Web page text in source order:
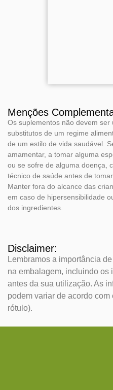
Menções
Os suplementos não devem ser
substitutos de um regime
de um estilo de vida saudável.
amamentar, a tomar alguma
ou se sofre de alguma doença,
técnico de saúde antes de
Manter fora do alcance das
em caso de hipersensibilidade
dos ingredientes.
Disclaimer:
Lembramos a importância
na embalagem, incluindo os
antes da sua utilização. As
podem variar de acordo
rótulo).